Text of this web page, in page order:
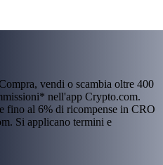
vendi o scambia oltre 400
nell'app Crypto.com.
fino al 6% di ricompense in CRO
Si applicano termini e